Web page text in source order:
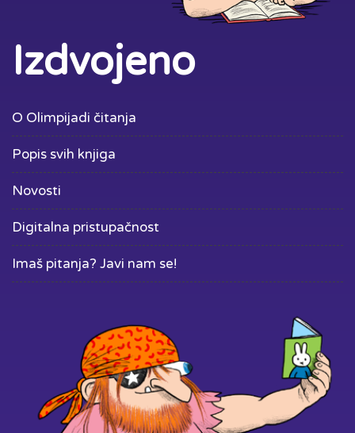
Izdvojeno
O Olimpijadi čitanja
Popis svih knjiga
Novosti
Digitalna pristupačnost
Imaš pitanja? Javi nam se!